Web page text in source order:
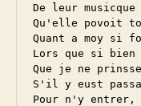
De leur
Qu'elle povoit
Quant a moy si
Lors que si
Que je ne
S'il y eust
Pour n'y entrer,